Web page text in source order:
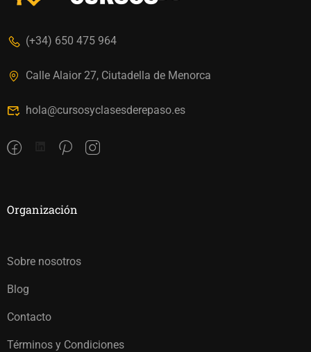
(+34) 650 475 964
Calle Alaior 27, Ciutadella de Menorca
hola@cursosyclasesderepaso.es
Organización
Sobre nosotros
Blog
Contacto
Términos y Condiciones